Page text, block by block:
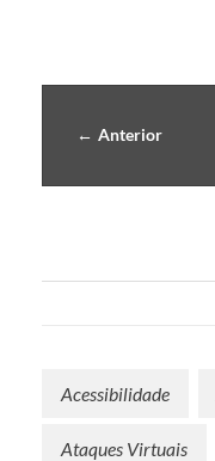
É
T
Anterior
Acessibilidade
Ataques Virtuais